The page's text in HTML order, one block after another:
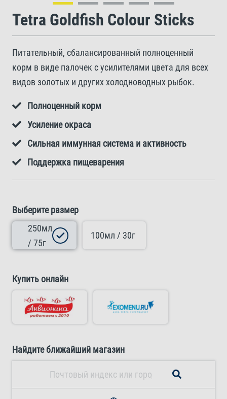
Tetra Goldfish Colour Sticks
Питательный, сбалансированный полноценный
корм в виде палочек с усилителями цвета для всех
видов золотых и других холодноводных рыбок.
Полноценный корм
Усиление окраса
Сильная иммунная система и активность
Поддержка пищеварения
Выберите размер
250мл
/ 75г
100мл / 30г
Купить онлайн
Найдите ближайший магазин